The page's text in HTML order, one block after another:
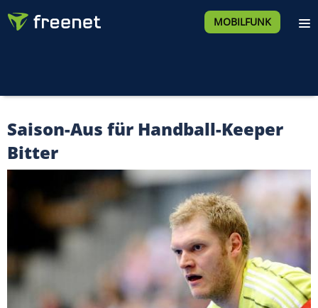
MOBILFUNK
Saison-Aus für Handball-Keeper
Bitter